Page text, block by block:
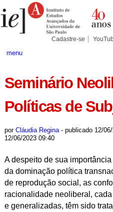
para
conteúdo.
Pessoais
Cadastre-se
menu
Seminário
Políticas de
por Cláudia Regina - publicado12/06/
12/06/2023 09:40
A despeito de sua
da dominação política
de reprodução social, as
racionalidade neoliberal,
e generalizadas, têm sido